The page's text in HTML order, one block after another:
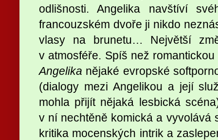
odlišnosti. Angelika navštíví
francouzském dvoře ji nikdo
vlasy na brunetu… Největší
v atmosféře. Spíš než
Angelika nějaké evropské
(dialogy mezi Angelikou a její
mohla přijít nějaká lesbická
v ní nechtěně komická a vyvolává
kritika mocenských intrik a